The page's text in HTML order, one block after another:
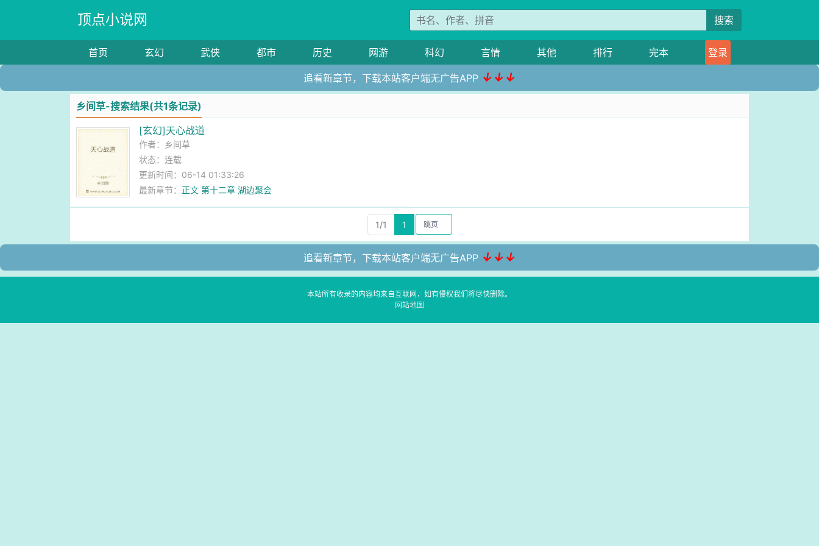
顶点小说网 搜索
首页 玄幻 武侠 都市 历史 网游 科幻 言情 其他 排行 完本 登录
追看新章节，下载本站客户端无广告APP ↓↓↓
乡间草-搜索结果(共1条记录)
[玄幻]天心战道
作者： 乡间草
状态：连载
更新时间：06-14 01:33:26
最新章节： 正文 第十二章 湖边聚会
1/1 1
追看新章节，下载本站客户端无广告APP ↓↓↓
本站所有收录的内容均来自互联网，如有侵权我们将尽快删除。
网站地图